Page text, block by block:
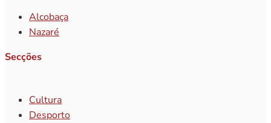
Alcobaça
Nazaré
Secções
Cultura
Desporto